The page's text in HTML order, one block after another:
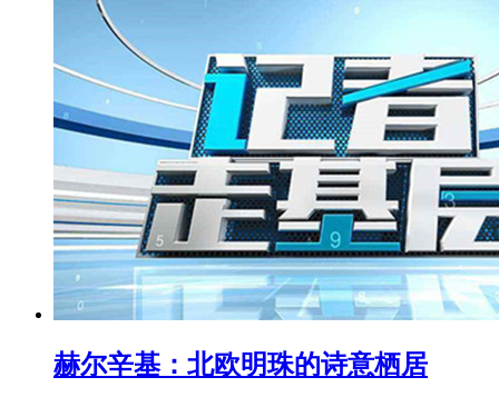
赫尔辛基：北欧明珠的诗意栖居